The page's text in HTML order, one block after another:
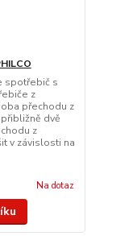
spotřebič s
z
přechodu z
dvě
z
v závislosti na
Na dotaz